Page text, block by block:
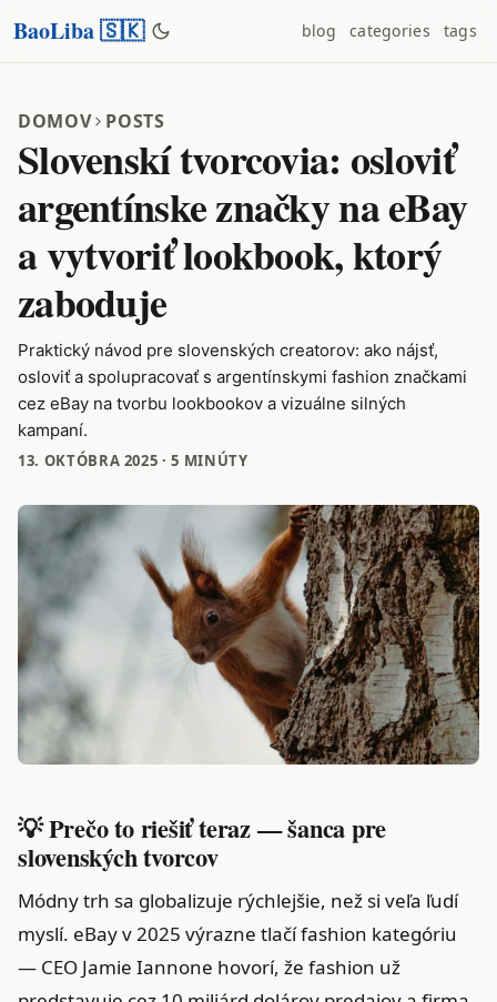
BaoLiba 🇸🇰 blog categories tags
DOMOV POSTS
Slovenskí tvorcovia: osloviť
argentínske značky na eBay
a vytvoriť lookbook, ktorý
zaboduje
Praktický návod pre slovenských creatorov: ako nájsť,
osloviť a spolupracovať s argentínskymi fashion značkami
cez eBay na tvorbu lookbookov a vizuálne silných
kampaní.
13. OKTÓBRA 2025 ·5 MINÚTY
💡 Prečo to riešiť teraz — šanca pre
slovenských tvorcov
Módny trh sa globalizuje rýchlejšie, než si veľa ľudí
myslí. eBay v 2025 výrazne tlačí fashion kategóriu
— CEO Jamie Iannone hovorí, že fashion už